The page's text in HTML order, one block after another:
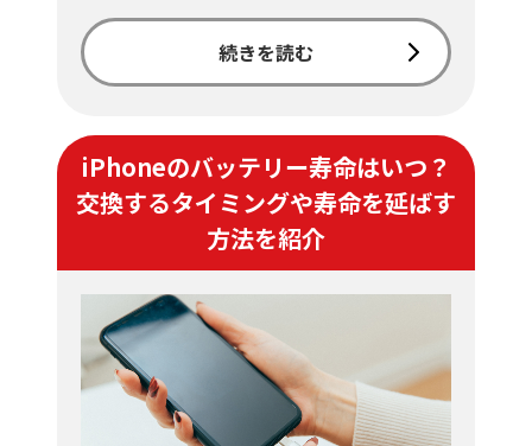
続きを読む
iPhoneのバッテリー寿命はいつ？
交換するタイミングや寿命を延ばす
方法を紹介